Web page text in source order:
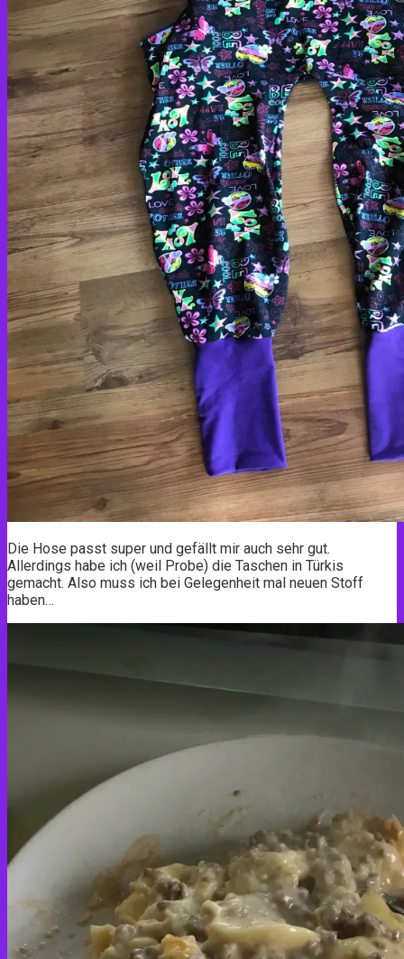
Die Hose passt super und gefällt mir auch sehr gut.
Allerdings habe ich (weil Probe) die Taschen in Türkis
gemacht. Also muss ich bei Gelegenheit mal neuen Stoff
haben…